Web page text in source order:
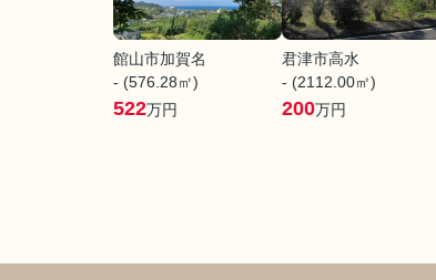
館山市加賀名
- (576.28㎡)
522万円
君津市高水
- (2112.00㎡)
200万円